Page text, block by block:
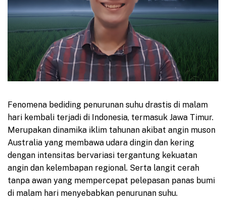
Fenomena bediding penurunan suhu drastis di malam
hari kembali terjadi di Indonesia, termasuk Jawa Timur.
Merupakan dinamika iklim tahunan akibat angin muson
Australia yang membawa udara dingin dan kering
dengan intensitas bervariasi tergantung kekuatan
angin dan kelembapan regional. Serta langit cerah
tanpa awan yang mempercepat pelepasan panas bumi
di malam hari menyebabkan penurunan suhu.